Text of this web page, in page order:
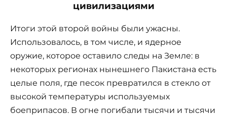
цивилизациями
Итоги этой второй войны были ужасны.
Использовалось, в том числе, и ядерное
оружие, которое оставило следы на Земле: в
некоторых регионах нынешнего Пакистана есть
целые поля, где песок превратился в стекло от
высокой температуры используемых
боеприпасов. В огне погибали тысячи и тысячи